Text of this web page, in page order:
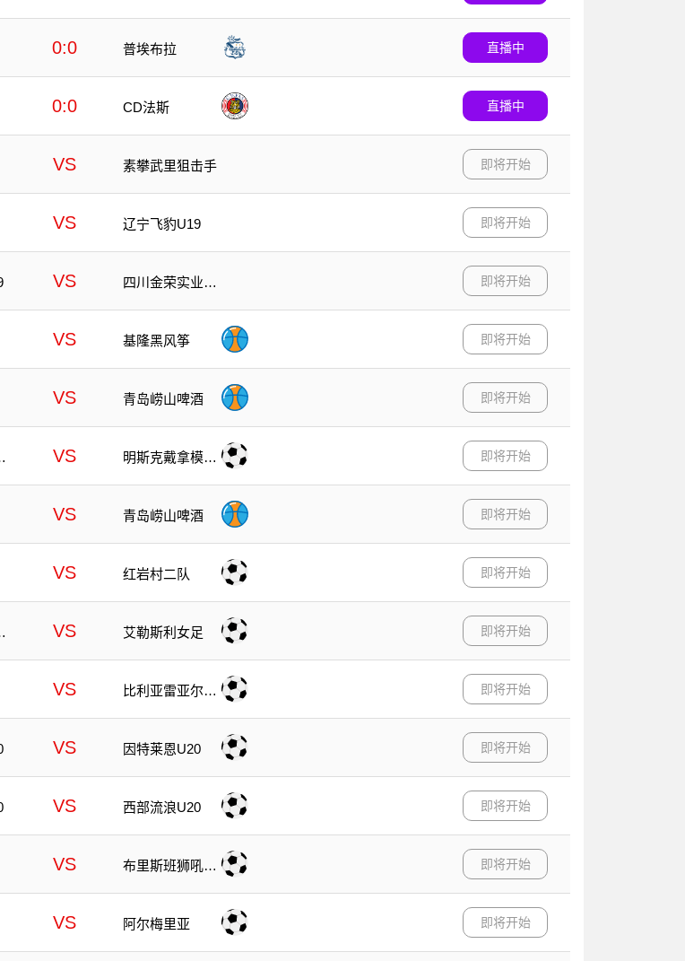
0:0 普埃布拉 直播中
0:0 CD法斯 直播中
VS 素攀武里狙击手 即将开始
VS 辽宁飞豹U19 即将开始
VS
四川金荣实业U1
即将开始
VS 基隆黑风筝 即将开始
VS 青岛崂山啤酒 即将开始
VS
明斯克戴拿模女
即将开始
VS 青岛崂山啤酒 即将开始
VS 红岩村二队 即将开始
VS 艾勒斯利女足 即将开始
VS
比利亚雷亚尔B
即将开始
VS 因特莱恩U20 即将开始
VS 西部流浪U20 即将开始
VS
布里斯班狮吼青
即将开始
VS 阿尔梅里亚 即将开始